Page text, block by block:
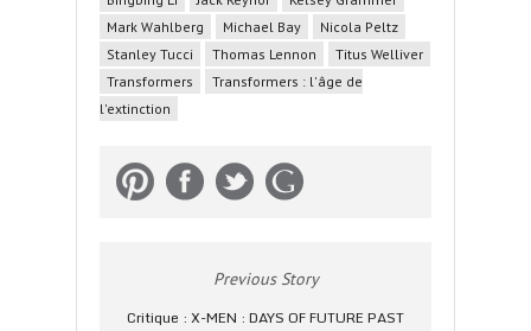
Mark Wahlberg
Michael Bay
Nicola Peltz
Stanley Tucci
Thomas Lennon
Titus Welliver
Transformers
Transformers : l'âge de
l'extinction
Previous Story
Critique : X-MEN : DAYS OF FUTURE PAST